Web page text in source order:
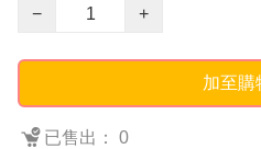
−
+
加至購
已售出： 0